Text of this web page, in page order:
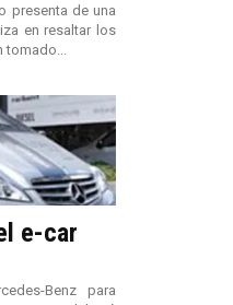
presenta de una
en resaltar los
e-car
Benz para